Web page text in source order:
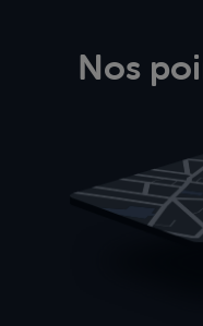
Nos